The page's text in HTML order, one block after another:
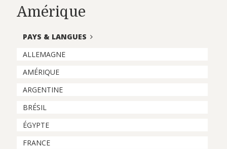
Amérique
PAYS & LANGUES
ALLEMAGNE
AMÉRIQUE
ARGENTINE
BRÉSIL
ÉGYPTE
FRANCE